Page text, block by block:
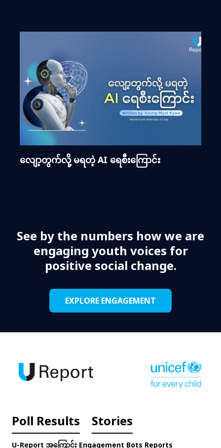
လျော့တွက်လို့ မရတဲ့ AI ရေစီးကြောင်း
See by the numbers how we are
engaging youth voices for
positive social change.
EXPLORE ENGAGEMENT
Poll Results Stories
U-Report အကြောင်း Engagement Bots Reports